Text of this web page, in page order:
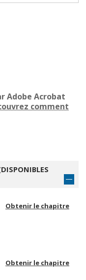
Adobe Acrobat
comment
Obtenir le chapitre
Obtenir le chapitre